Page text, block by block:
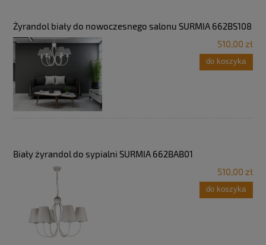
Żyrandol biały do nowoczesnego salonu SURMIA 662BS108
510,00 zł
do koszyka
Biały żyrandol do sypialni SURMIA 662BAB01
510,00 zł
do koszyka